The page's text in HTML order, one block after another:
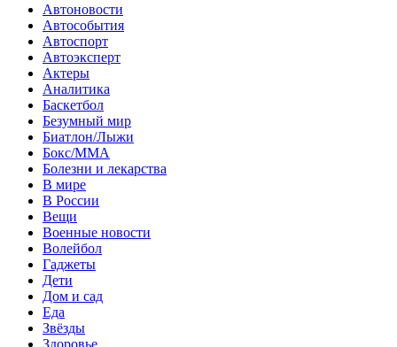
Автоновости
Автособытия
Автоспорт
Автоэксперт
Актеры
Аналитика
Баскетбол
Безумный мир
Биатлон/Лыжи
Бокс/MMA
Болезни и лекарства
В мире
В России
Вещи
Военные новости
Волейбол
Гаджеты
Дети
Дом и сад
Еда
Звёзды
Здоровье